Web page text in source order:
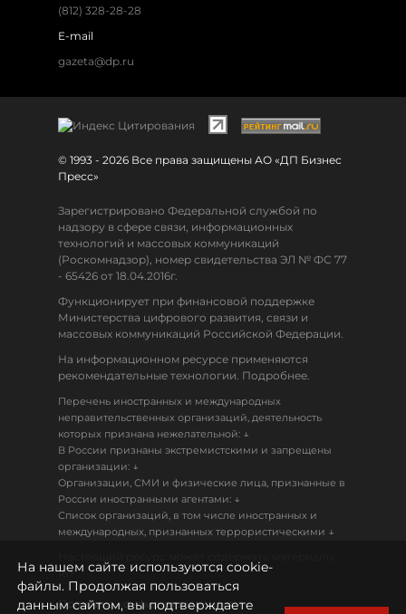
(812) 328-28-28
E-mail
gazeta@dp.ru
© 1993 - 2026 Все права защищены АО «ДП Бизнес
Пресс»
Зарегистрировано Федеральной службой по
надзору в сфере связи, информационных
технологий и массовых коммуникаций
(Роскомнадзор), номер свидетельства ЭЛ № ФС 77
- 65426 от 18.04.2016г.
Функционирует при финансовой поддержке
Министерства цифрового развития, связи и
массовых коммуникаций Российской Федерации.
На информационном ресурсе применяются
рекомендательные технологии. Подробнее.
Перечень иностранных и международных
неправительственных организаций, деятельность
которых признана нежелательной: ↓
В России признаны экстремистскими и запрещены
организации: ↓
Организации, СМИ и физические лица, признанные в
России иностранными агентами: ↓
Список организаций, в том числе иностранных и
международных, признанных террористическими ↓
18+
Политика конфиденциальности
На нашем сайте используются cookie-
файлы. Продолжая пользоваться
данным сайтом, вы подтверждаете